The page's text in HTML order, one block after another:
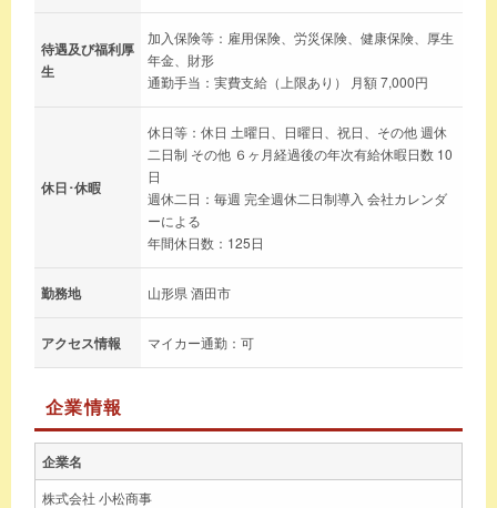
待遇及び福利厚
生
加入保険等：雇用保険、労災保険、健康保険、厚生
年金、財形
通勤手当：実費支給（上限あり） 月額 7,000円
休日･休暇
休日等：休日 土曜日、日曜日、祝日、その他 週休
二日制 その他 ６ヶ月経過後の年次有給休暇日数 10
日
週休二日：毎週 完全週休二日制導入 会社カレンダ
ーによる
年間休日数：125日
勤務地 山形県 酒田市
アクセス情報 マイカー通勤：可
企業情報
企業名
株式会社 小松商事